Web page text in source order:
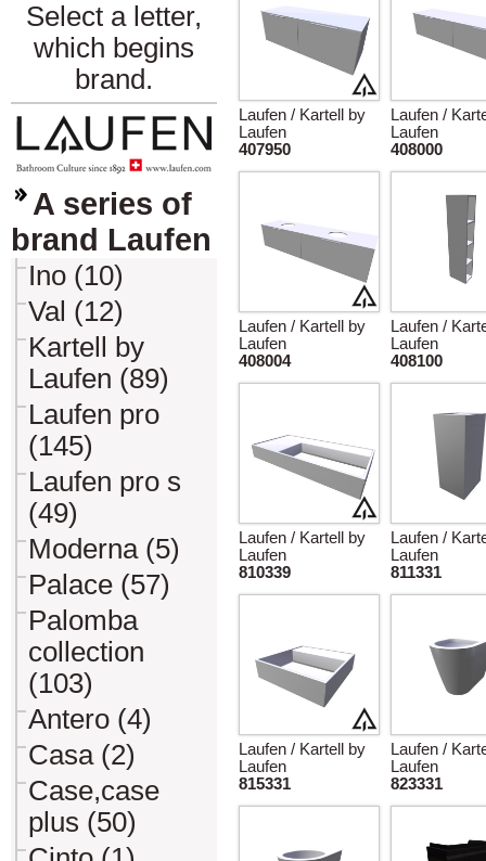
Select a letter,
which begins
brand.
A series of
brand Laufen
Ino (10)
Val (12)
Kartell by
Laufen (89)
Laufen pro
(145)
Laufen pro s
(49)
Moderna (5)
Palace (57)
Palomba
collection
(103)
Antero (4)
Casa (2)
Case,case
plus (50)
Laufen / Kartell by
Laufen
407950
Laufen /
Laufen
408000
Laufen / Kartell by
Laufen
408004
Laufen /
Laufen
408100
Laufen / Kartell by
Laufen
810339
Laufen /
Laufen
811331
Laufen / Kartell by
Laufen
815331
Laufen /
Laufen
823331